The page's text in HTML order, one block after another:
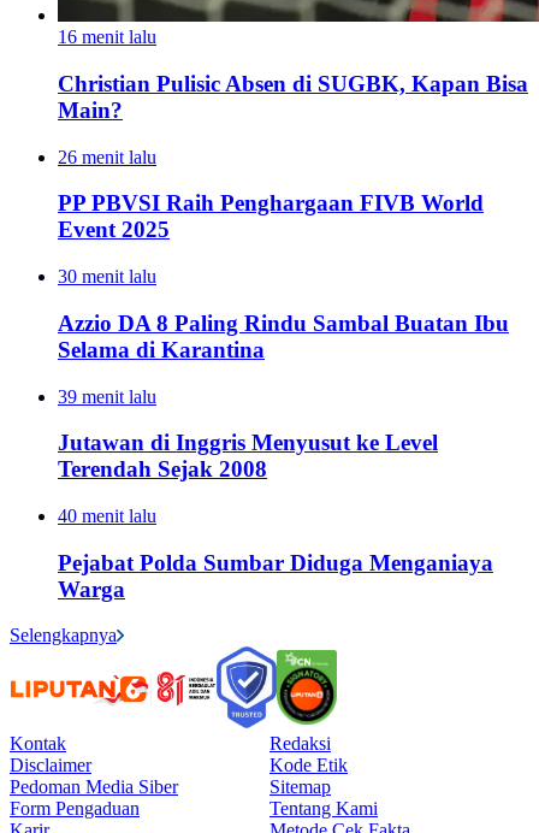
16 menit lalu
Christian Pulisic Absen di SUGBK, Kapan Bisa
Main?
26 menit lalu
PP PBVSI Raih Penghargaan FIVB World
Event 2025
30 menit lalu
Azzio DA 8 Paling Rindu Sambal Buatan Ibu
Selama di Karantina
39 menit lalu
Jutawan di Inggris Menyusut ke Level
Terendah Sejak 2008
40 menit lalu
Pejabat Polda Sumbar Diduga Menganiaya
Warga
Selengkapnya
Kontak
Redaksi
Disclaimer
Kode Etik
Pedoman Media Siber
Sitemap
Form Pengaduan
Tentang Kami